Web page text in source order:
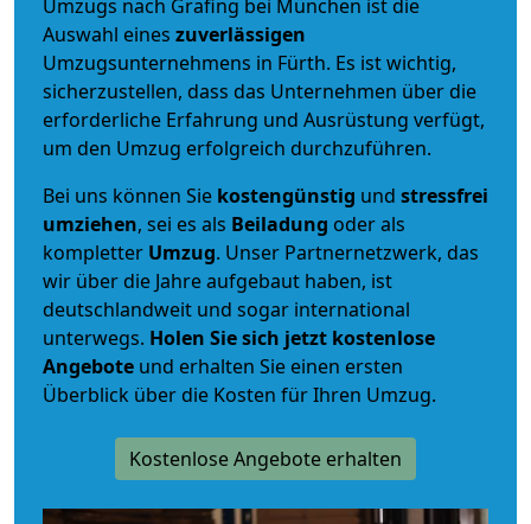
Umzugs nach Grafing bei München ist die
Auswahl eines zuverlässigen
Umzugsunternehmens in Fürth. Es ist wichtig,
sicherzustellen, dass das Unternehmen über die
erforderliche Erfahrung und Ausrüstung verfügt,
um den Umzug erfolgreich durchzuführen.
Bei uns können Sie kostengünstig und stressfrei
umziehen, sei es als Beiladung oder als
kompletter Umzug. Unser Partnernetzwerk, das
wir über die Jahre aufgebaut haben, ist
deutschlandweit und sogar international
unterwegs. Holen Sie sich jetzt kostenlose
Angebote und erhalten Sie einen ersten
Überblick über die Kosten für Ihren Umzug.
Kostenlose Angebote erhalten